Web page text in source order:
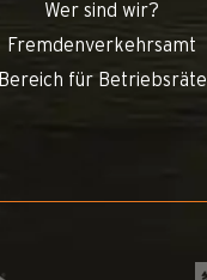
Wer sind wir?
Fremdenverkehrsamt
Bereich für Betriebsräte